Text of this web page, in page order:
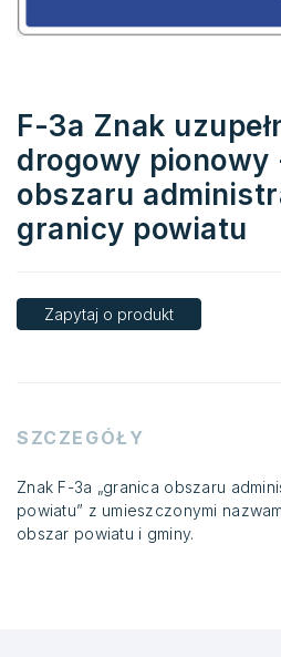
F-3a Znak
drogowy pionowy
obszaru
granicy powiatu
Zapytaj o produkt
SZCZEGÓŁY
Znak F-3a „granica obszaru
powiatu” z umieszczonymi
obszar powiatu i gminy.